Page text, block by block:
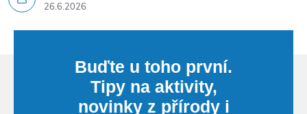
26.6.2026
Buďte u toho první.
Tipy na aktivity,
novinky z přírody i